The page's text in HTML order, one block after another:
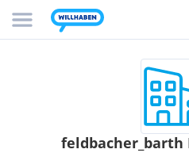
feldbacher_barth